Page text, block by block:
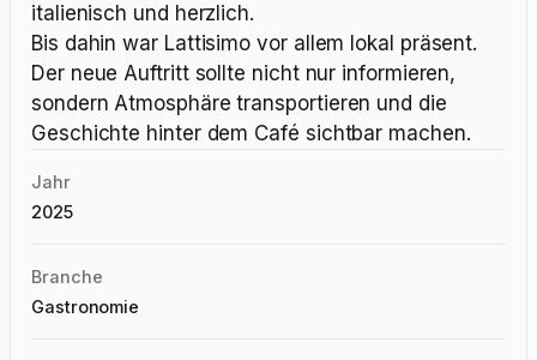
italienisch und herzlich.
Bis dahin war Lattisimo vor allem lokal präsent.
Der neue Auftritt sollte nicht nur informieren,
sondern Atmosphäre transportieren und die
Geschichte hinter dem Café sichtbar machen.
Jahr
2025
Branche
Gastronomie